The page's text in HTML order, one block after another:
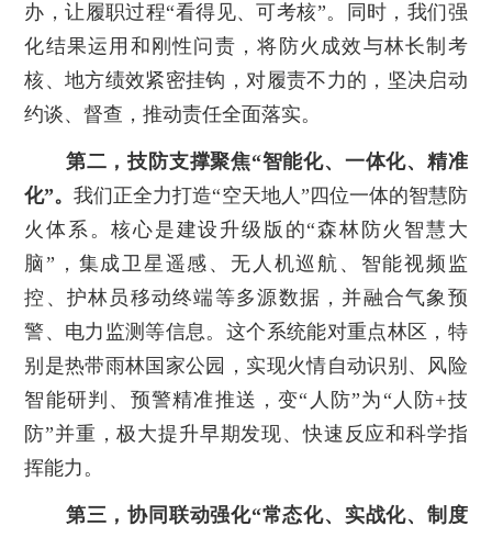
办，让履职过程“看得见、可考核”。同时，我们强
化结果运用和刚性问责，将防火成效与林长制考
核、地方绩效紧密挂钩，对履责不力的，坚决启动
约谈、督查，推动责任全面落实。
第二，技防支撑聚焦“智能化、一体化、精准
化”。我们正全力打造“空天地人”四位一体的智慧防
火体系。核心是建设升级版的“森林防火智慧大
脑”，集成卫星遥感、无人机巡航、智能视频监
控、护林员移动终端等多源数据，并融合气象预
警、电力监测等信息。这个系统能对重点林区，特
别是热带雨林国家公园，实现火情自动识别、风险
智能研判、预警精准推送，变“人防”为“人防+技
防”并重，极大提升早期发现、快速反应和科学指
挥能力。
第三，协同联动强化“常态化、实战化、制度